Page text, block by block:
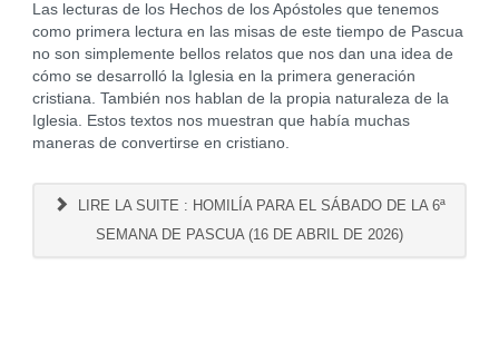
Las lecturas de los Hechos de los Apóstoles que tenemos
como primera lectura en las misas de este tiempo de Pascua
no son simplemente bellos relatos que nos dan una idea de
cómo se desarrolló la Iglesia en la primera generación
cristiana. También nos hablan de la propia naturaleza de la
Iglesia. Estos textos nos muestran que había muchas
maneras de convertirse en cristiano.
LIRE LA SUITE : HOMILÍA PARA EL SÁBADO DE LA 6ª
SEMANA DE PASCUA (16 DE ABRIL DE 2026)